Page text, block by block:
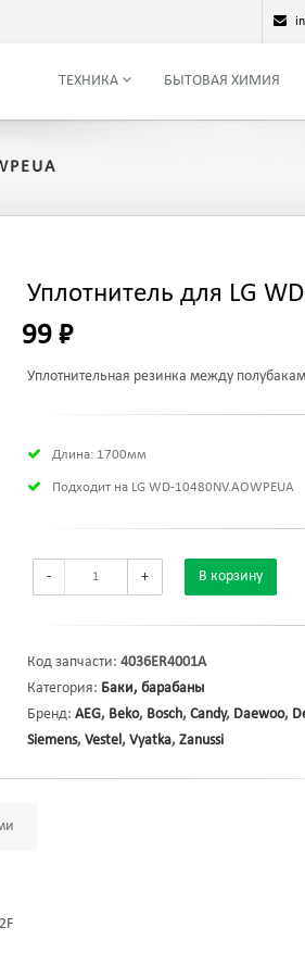
ТЕХНИКА БЫТОВАЯ ХИМИЯ
Уплотнитель для LG
99 ₽
Уплотнительная резинка между
Длина: 1700мм
Подходит на LG WD-10480NV.AOWPEUA
- + В корзину
Код запчасти: 4036ER4001A
Категория: Баки, барабаны
Бренд: AEG, Beko, Bosch, Candy, Daewoo,
Siemens, Vestel, Vyatka, Zanussi